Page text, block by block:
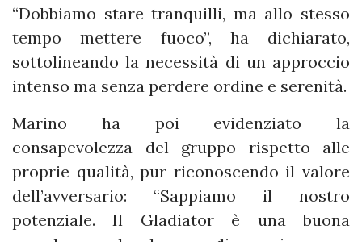
“Dobbiamo stare tranquilli, ma allo stesso
tempo mettere fuoco”, ha dichiarato,
sottolineando la necessità di un approccio
intenso ma senza perdere ordine e serenità.
Marino ha poi evidenziato la
consapevolezza del gruppo rispetto alle
proprie qualità, pur riconoscendo il valore
dell’avversario: “Sappiamo il nostro
potenziale. Il Gladiator è una buona